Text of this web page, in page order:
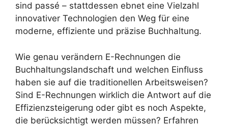
sind passé – stattdessen ebnet eine Vielzahl
innovativer Technologien den Weg für eine
moderne, effiziente und präzise Buchhaltung.
Wie genau verändern E-Rechnungen die
Buchhaltungslandschaft und welchen Einfluss
haben sie auf die traditionellen Arbeitsweisen?
Sind E-Rechnungen wirklich die Antwort auf die
Effizienzsteigerung oder gibt es noch Aspekte,
die berücksichtigt werden müssen? Erfahren